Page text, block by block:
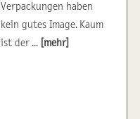
Verpackungen haben
kein gutes Image. Kaum
ist der ... [mehr]